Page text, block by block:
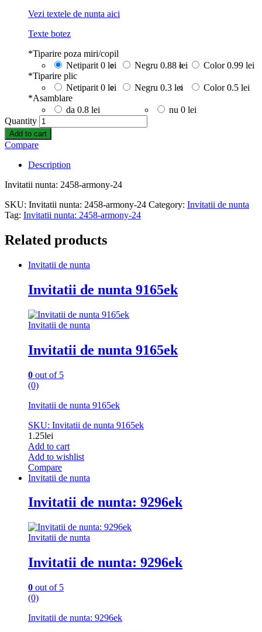
Vezi textele de nunta aici
Texte botez
*Tiparire poza miri/copil
Netiparit 0 lei Negru 0.88 lei Color 0.99 lei
*Tiparire plic
Netiparit 0 lei Negru 0.3 lei Color 0.5 lei
*Asamblare
da 0.8 lei nu 0 lei
Quantity
Add to cart
Compare
Description
Invitatii nunta: 2458-armony-24
SKU: Invitatii nunta: 2458-armony-24 Category: Invitatii de nunta
Tag: Invitatii nunta: 2458-armony-24
Related products
Invitatii de nunta
Invitatii de nunta 9165ek
Invitatii de nunta
Invitatii de nunta 9165ek
0 out of 5
(0)
Invitatii de nunta 9165ek
SKU: Invitatii de nunta 9165ek
1.25lei
Add to cart
Add to wishlist
Compare
Invitatii de nunta
Invitatii de nunta: 9296ek
Invitatii de nunta
Invitatii de nunta: 9296ek
0 out of 5
(0)
Invitatii de nunta: 9296ek